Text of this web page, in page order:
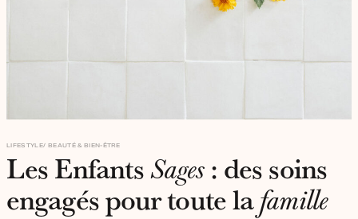
BEAUTÉ & BIEN-ÊTRE
LIFESTYLE
Les EnfantsSages: des soins
engagés pour toute lafamille